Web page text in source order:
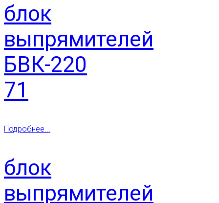
блок
выпрямителей
БВК-220
71
Подробнее...
блок
выпрямителей